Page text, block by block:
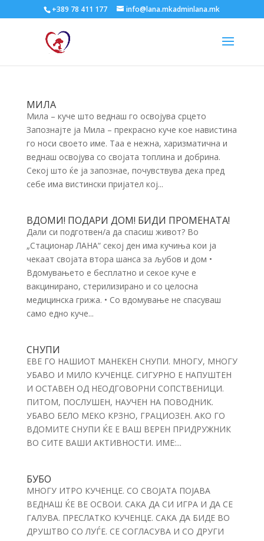
+389 78 411 177 info@lana.mkadminlana.mk
МИЛА
Мила – куче што веднаш го освојува срцето
Запознајте ја Мила – прекрасно куче кое навистина
го носи своето име. Таа е нежна, харизматична и
веднаш освојува со својата топлина и добрина.
Секој што ќе ја запознае, почувствува дека пред
себе има вистински пријател кој...
ВДОМИ! ПОДАРИ ДОМ! БИДИ ПРОМЕНАТА!
Дали си подготвен/а да спасиш живот? Во
„Стационар ЛАНА“ секој ден има кучиња кои ја
чекаат својата втора шанса за љубов и дом •
Вдомувањето е бесплатно и секое куче е
вакцинирано, стерилизирано и со целосна
медицинска грижа. • Со вдомување не спасуваш
само едно куче...
СНУПИ
ЕВЕ ГО НАШИОТ МАНЕКЕН СНУПИ. МНОГУ, МНОГУ
УБАВО И МИЛО КУЧЕНЦЕ. СИГУРНО Е НАПУШТЕН
И ОСТАВЕН ОД НЕОДГОВОРНИ СОПСТВЕНИЦИ.
ПИТОМ, ПОСЛУШЕН, НАУЧЕН НА ПОВОДНИК.
УБАВО БЕЛО МЕКО КРЗНО, ГРАЦИОЗЕН. АКО ГО
ВДОМИТЕ СНУПИ ЌЕ Е ВАШ ВЕРЕН ПРИДРУЖНИК
ВО СИТЕ ВАШИ АКТИВНОСТИ. ИМЕ:...
БУБО
МНОГУ ИТРО КУЧЕНЦЕ. СО СВОЈАТА ПОЈАВА
ВЕДНАШ ЌЕ ВЕ ОСВОИ. САКА ДА СИ ИГРА И ДА СЕ
ГАЛУВА. ПРЕСЛАТКО КУЧЕНЦЕ. САКА ДА БИДЕ ВО
ДРУШТВО СО ЛУЃЕ. СЕ СОГЛАСУВА И СО ДРУГИ